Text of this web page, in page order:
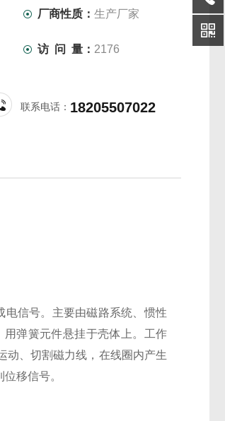
厂商性质：生产厂家
访 问 量： 2176
联系电话： 18205507022
信号。主要由磁路系统、惯性
弹簧元件悬挂于壳体上。工作
动、切割磁力线，在线圈内产生
位移信号。